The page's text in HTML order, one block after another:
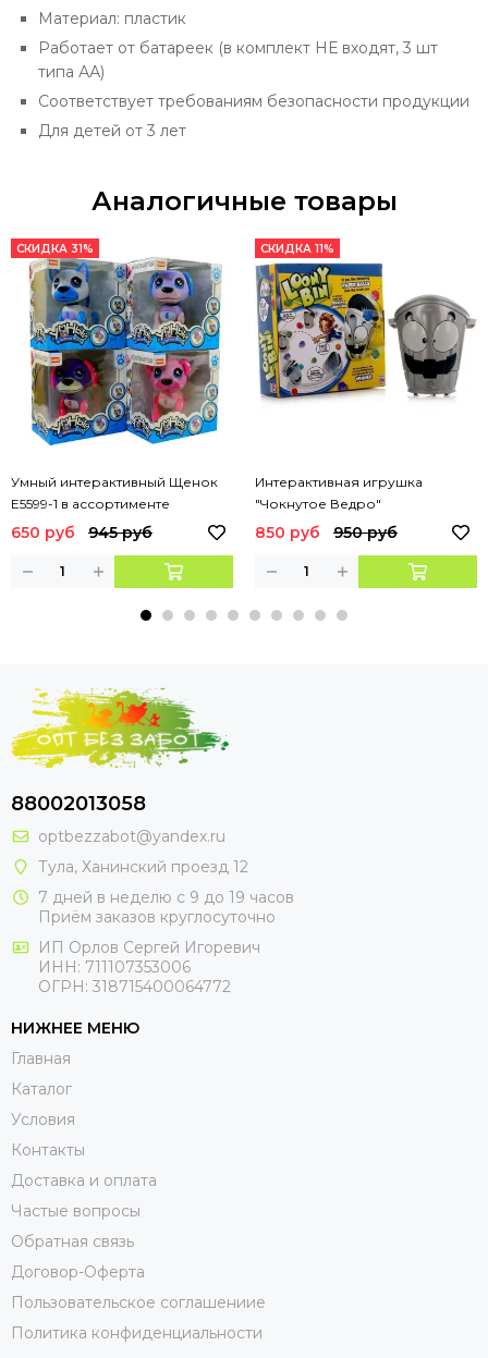
Материал: пластик
Работает от батареек (в комплект НЕ входят, 3 шт
типа АА)
Соответствует требованиям безопасности продукции
Для детей от 3 лет
Аналогичные товары
СКИДКА 31%
Умный интерактивный Щенок
E5599-1 в ассортименте
650 руб 945 руб
СКИДКА 11%
Интерактивная игрушка
"Чокнутое Ведро"
850 руб 950 руб
88002013058
optbezzabot@yandex.ru
Тула, Ханинский проезд 12
7 дней в неделю с 9 до 19 часов
Приём заказов круглосуточно
ИП Орлов Сергей Игоревич
ИНН: 711107353006
ОГРН: 318715400064772
НИЖНЕЕ МЕНЮ
Главная
Каталог
Условия
Контакты
Доставка и оплата
Частые вопросы
Обратная связь
Договор-Оферта
Пользовательское соглашениие
Политика конфиденциальности